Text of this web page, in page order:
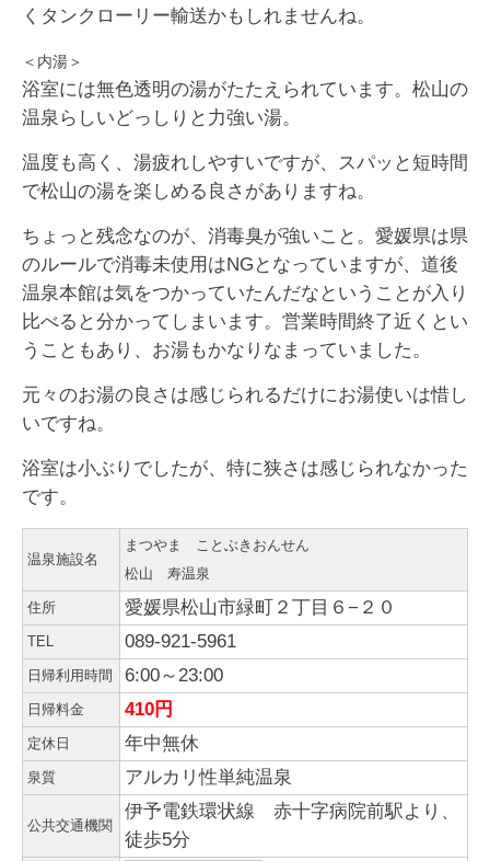
くタンクローリー輸送かもしれませんね。
＜内湯＞
浴室には無色透明の湯がたたえられています。松山の
温泉らしいどっしりと力強い湯。
温度も高く、湯疲れしやすいですが、スパッと短時間
で松山の湯を楽しめる良さがありますね。
ちょっと残念なのが、消毒臭が強いこと。愛媛県は県
のルールで消毒未使用はNGとなっていますが、道後
温泉本館は気をつかっていたんだなということが入り
比べると分かってしまいます。営業時間終了近くとい
うこともあり、お湯もかなりなまっていました。
元々のお湯の良さは感じられるだけにお湯使いは惜し
いですね。
浴室は小ぶりでしたが、特に狭さは感じられなかった
です。
温泉施設名
まつやま ことぶきおんせん
松山 寿温泉
住所 愛媛県松山市緑町２丁目６−２０
TEL 089-921-5961
日帰利用時間 6:00～23:00
日帰料金 410円
定休日 年中無休
泉質 アルカリ性単純温泉
公共交通機関
伊予電鉄環状線 赤十字病院前駅より、
徒歩5分